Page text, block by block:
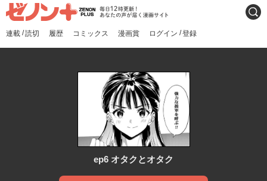
ゼノンプラス
毎日12時更新！あなたの声
が届く漫画サイト
連載 /読切 履歴 コミックス 漫画賞 ログイン /登録
検索
ep6 オタクとオタク